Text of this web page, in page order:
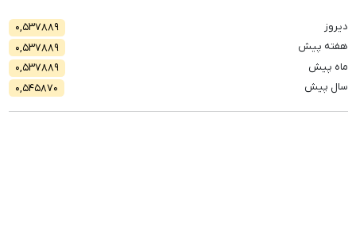
دیروز
۰,۵۳۷۸۸۹
هفته پیش
۰,۵۳۷۸۸۹
ماه پیش
۰,۵۳۷۸۸۹
سال پیش
۰,۵۴۵۸۷۰